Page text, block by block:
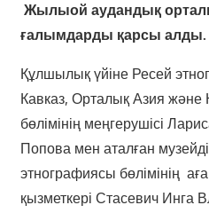
Жылыой аудандық
ғалымдарды қарсы алды.
Құлшылық үйіне Ресей
Кавказ, Орталық Азия және
бөлімінің меңгерушісі
Попова мен аталған
этнографиясы бөлімінің
қызметкері Стасевич Инга